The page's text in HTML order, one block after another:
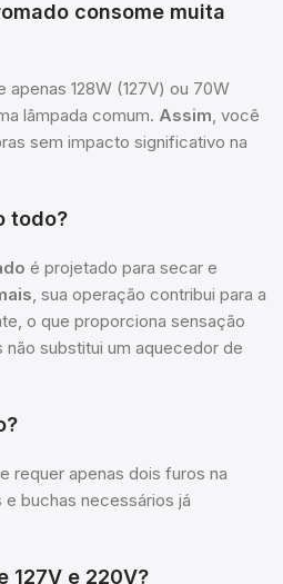
consome muita
128W (127V) ou 70W
lâmpada comum. Assim, você
sem impacto significativo na
todo?
é projetado para secar e
, sua operação contribui para a
o que proporciona sensação
substitui um aquecedor de
requer apenas dois furos na
buchas necessários já
127V e 220V?